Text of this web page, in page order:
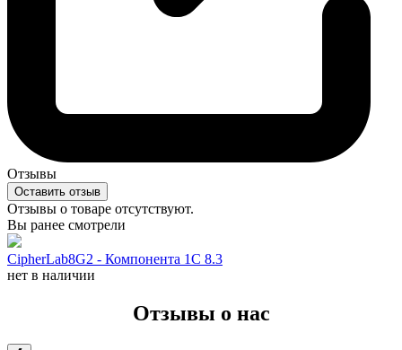
Отзывы
Оставить отзыв
Отзывы о товаре отсутствуют.
Вы ранее смотрели
CipherLab8G2 - Компонента 1С 8.3
нет в наличии
Отзывы о нас